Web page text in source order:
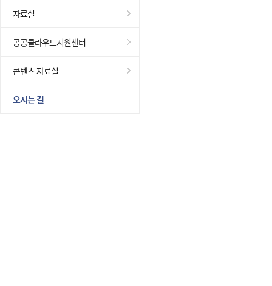
자료실
공공클라우드지원센터
콘텐츠 자료실
오시는 길